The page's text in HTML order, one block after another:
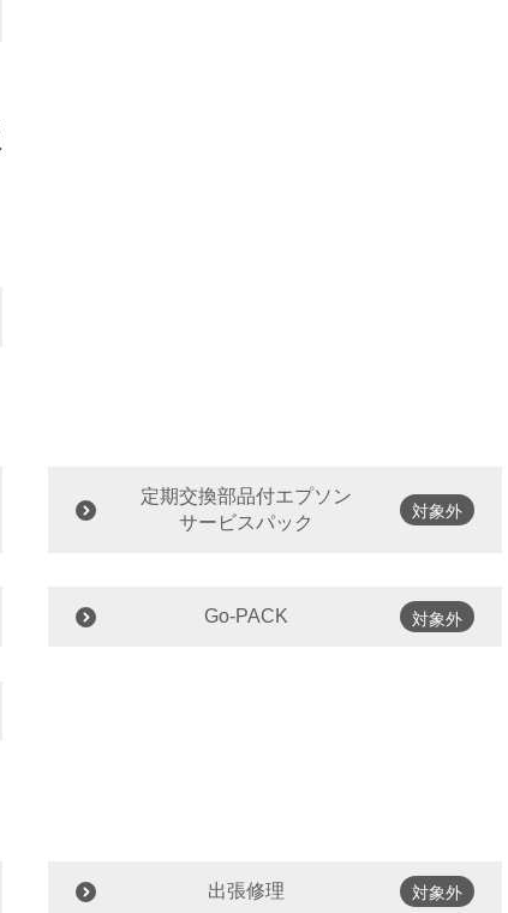
定期交換部品付エプソン
サービスパック
対象外
Go-PACK 対象外
出張修理 対象外